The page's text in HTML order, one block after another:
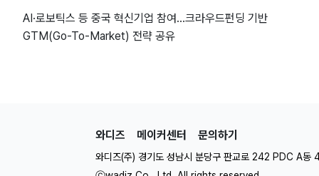
AI·로보틱스 등 중국 혁신기업 참여…크라우드펀딩 기반
GTM(Go-To-Market) 전략 공유
와디즈 메이커센터 문의하기
와디즈(주) 경기도 성남시 분당구 판교로 242 PDC A동